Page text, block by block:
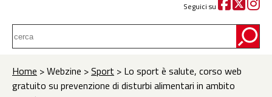
Seguici su
Home > Webzine >Sport > Lo sport è salute, corso web
gratuito su prevenzione di disturbi alimentari in ambito